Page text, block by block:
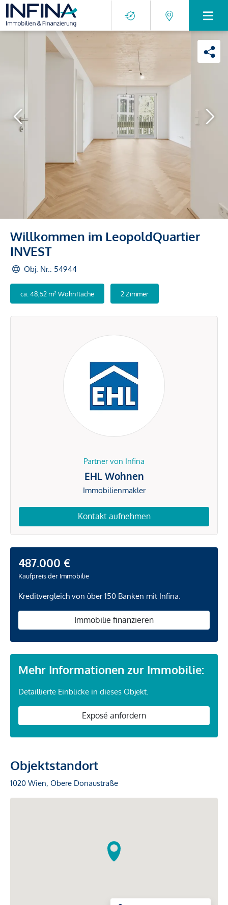
Willkommen im LeopoldQuartier
INVEST
Obj. Nr.: 54944
ca. 48,52 m² Wohnfläche 2 Zimmer
Partner von Infina
EHL Wohnen
Immobilienmakler
Kontakt aufnehmen
487.000 €
Kaufpreis der Immobilie
Kreditvergleich von über 150 Banken mit Infina.
Immobilie finanzieren
Mehr Informationen zur Immobilie:
Detaillierte Einblicke in dieses Objekt.
Exposé anfordern
Objektstandort
1020 Wien, Obere Donaustraße